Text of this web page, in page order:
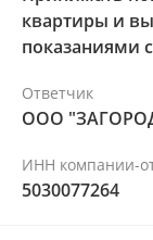
квартиры и
показаниями
Ответчик
ООО
ИНН компании-
5030077264
против
заказника. А
проекта